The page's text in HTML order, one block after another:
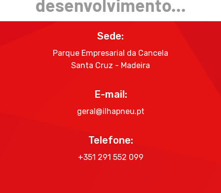
desenvolvimento...
Sede:
Parque Empresarial da Cancela
Santa Cruz - Madeira
E-mail:
geral@ilhapneu.pt
Telefone:
+351 291 552 099